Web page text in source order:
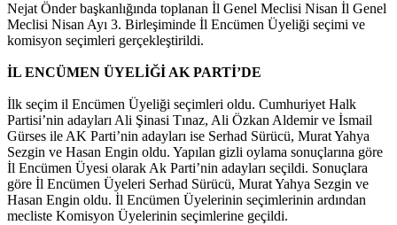
Nejat Önder başkanlığında toplanan İl Genel Meclisi Nisan İl Genel
Meclisi Nisan Ayı 3. Birleşiminde İl Encümen Üyeliği seçimi ve
komisyon seçimleri gerçekleştirildi.
İL ENCÜMEN ÜYELİĞİ AK PARTİ’DE
İlk seçim il Encümen Üyeliği seçimleri oldu. Cumhuriyet Halk
Partisi’nin adayları Ali Şinasi Tınaz, Ali Özkan Aldemir ve İsmail
Gürses ile AK Parti’nin adayları ise Serhad Sürücü, Murat Yahya
Sezgin ve Hasan Engin oldu. Yapılan gizli oylama sonuçlarına göre
İl Encümen Üyesi olarak Ak Parti’nin adayları seçildi. Sonuçlara
göre İl Encümen Üyeleri Serhad Sürücü, Murat Yahya Sezgin ve
Hasan Engin oldu. İl Encümen Üyelerinin seçimlerinin ardından
mecliste Komisyon Üyelerinin seçimlerine geçildi.